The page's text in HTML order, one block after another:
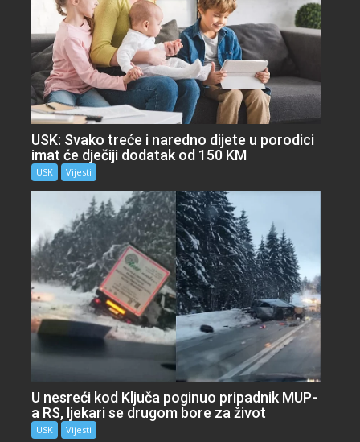
USK: Svako treće i naredno dijete u porodici
imat će dječiji dodatak od 150 KM
USK Vijesti
U nesreći kod Ključa poginuo pripadnik MUP-
a RS, ljekari se drugom bore za život
USK Vijesti